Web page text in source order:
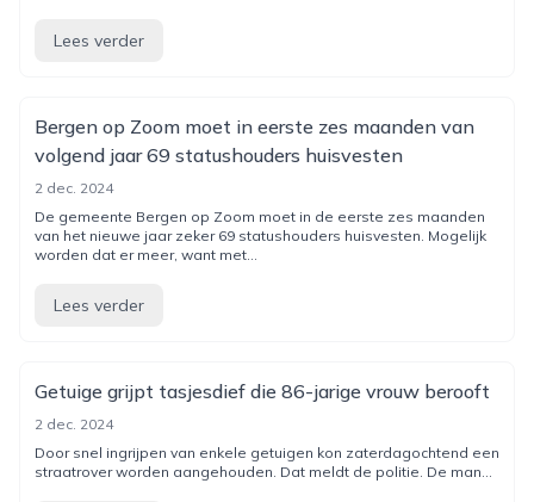
Lees verder
Bergen op Zoom moet in eerste zes maanden van
volgend jaar 69 statushouders huisvesten
2 dec. 2024
De gemeente Bergen op Zoom moet in de eerste zes maanden
van het nieuwe jaar zeker 69 statushouders huisvesten. Mogelijk
worden dat er meer, want met...
Lees verder
Getuige grijpt tasjesdief die 86-jarige vrouw berooft
2 dec. 2024
Door snel ingrijpen van enkele getuigen kon zaterdagochtend een
straatrover worden aangehouden. Dat meldt de politie. De man...